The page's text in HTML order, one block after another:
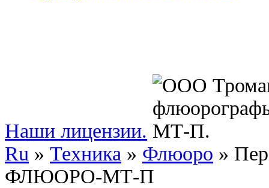
Наши лицензии.
Ru » Техника » Флюоро »
ФЛЮОРО-МТ-П